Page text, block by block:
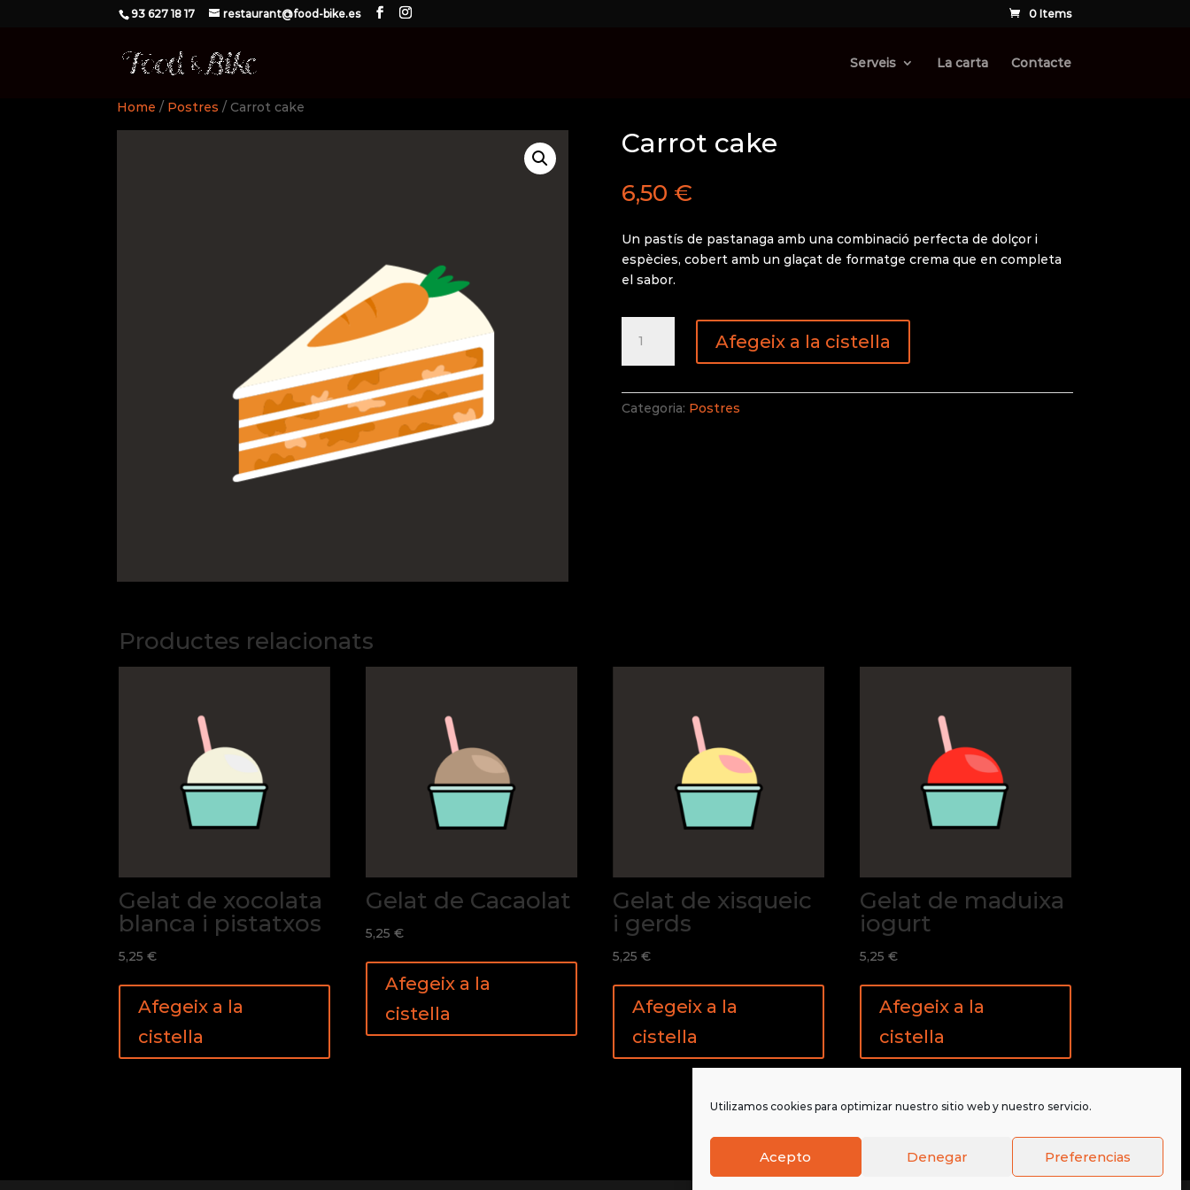
Utilizamos cookies para optimizar nuestro sitio web y nuestro servicio.
Acepto Denegar Preferencias
93 627 18 17 restaurant@food-bike.es 0 Items
Serveis La carta Contacte
Home / Postres / Carrot cake
Carrot cake
6,50 €
Un pastís de pastanaga amb una combinació perfecta de dolçor i
espècies, cobert amb un glaçat de formatge crema que en completa
el sabor.
Carrot
Afegeix a la cistella
Categoria: Postres
Productes relacionats
Gelat de xocolata
blanca i pistatxos
5,25€
Afegeix a la
cistella
Gelat de Cacaolat
5,25€
Afegeix a la
cistella
Gelat de xisqueic
i gerds
5,25€
Afegeix a la
cistella
Gelat de maduixa
iogurt
5,25€
Afegeix a la
cistella